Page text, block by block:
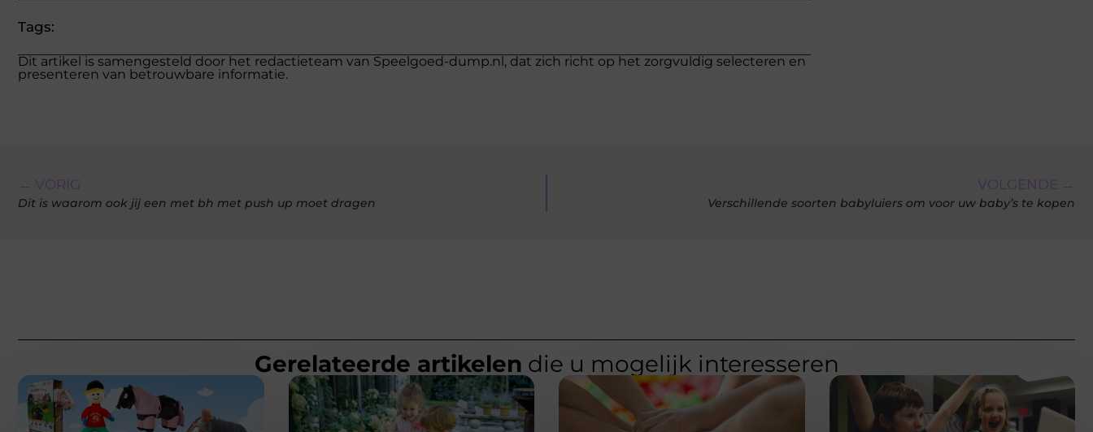
Tags:
Dit artikel is samengesteld door het redactieteam van Speelgoed-dump.nl, dat zich richt op het zorgvuldig selecteren en
presenteren van betrouwbare informatie.
← VORIG
Dit is waarom ook jij een met bh met push up moet dragen
VOLGENDE →
Verschillende soorten babyluiers om voor uw baby’s te kopen
Gerelateerde artikelen die u mogelijk interesseren